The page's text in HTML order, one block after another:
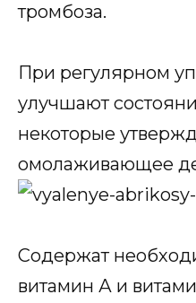
тромбоза.
При регулярном
улучшают
некоторые
омолаживающее
Содержат
витамин А и